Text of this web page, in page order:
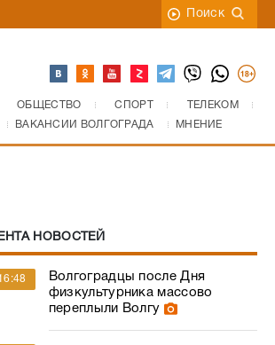
Поиск
ОБЩЕСТВО СПОРТ
ТЕЛЕКОМ
ВАКАНСИИ ВОЛГОГРАДА МНЕНИЕ
НОВОСТЕЙ
Волгоградцы после Дня
физкультурника массово
переплыли Волгу